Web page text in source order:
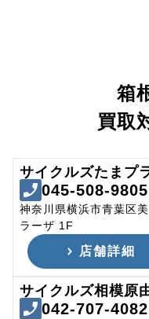
箱
買取
サイクルズたまプ
045-508-9805
神奈川県横浜市青葉区
ラーザ 1F
店舗詳細
サイクルズ相模原
042-707-4082